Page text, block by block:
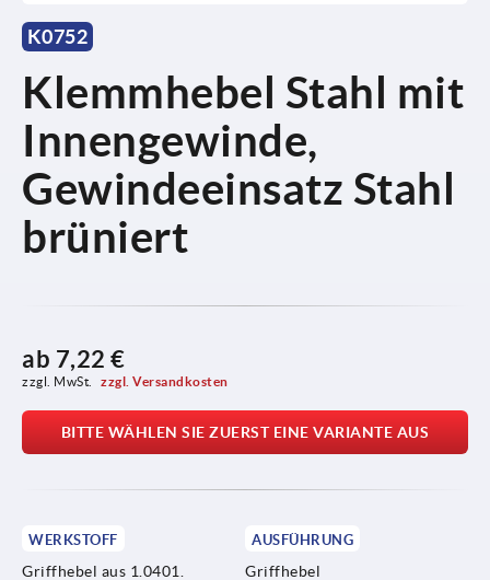
K0752
Klemmhebel Stahl mit
Innengewinde,
Gewindeeinsatz Stahl
brüniert
ab 7,22 €
zzgl. MwSt. zzgl. Versandkosten
BITTE WÄHLEN SIE ZUERST EINE VARIANTE AUS
WERKSTOFF
Griffhebel aus 1.0401.
AUSFÜHRUNG
Griffhebel